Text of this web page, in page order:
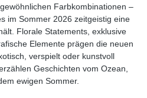
Farbkombinationen –
im Sommer 2026 zeitgeistig eine
Florale Statements, exklusive
Elemente prägen die neuen
verspielt oder kunstvoll
Geschichten vom Ozean,
ewigen Sommer.